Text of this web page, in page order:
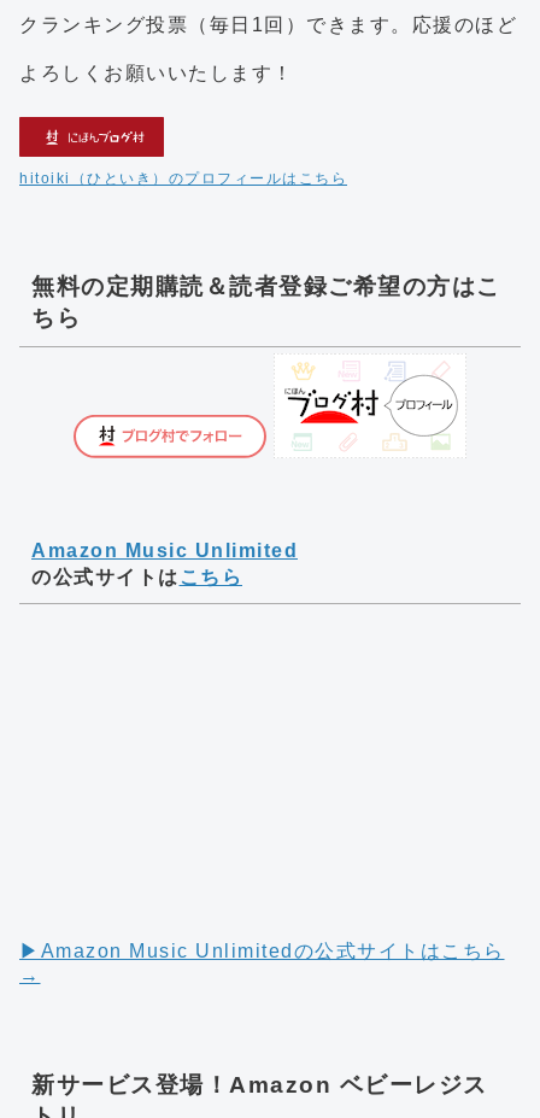
クランキング投票（毎日1回）できます。応援のほど
よろしくお願いいたします！
hitoiki（ひといき）のプロフィールはこちら
無料の定期購読＆読者登録ご希望の方はこ
ちら
Amazon Music Unlimited
の公式サイトは こちら
▶︎Amazon Music Unlimitedの公式サイトはこちら
→
新サービス登場！Amazon ベビーレジス